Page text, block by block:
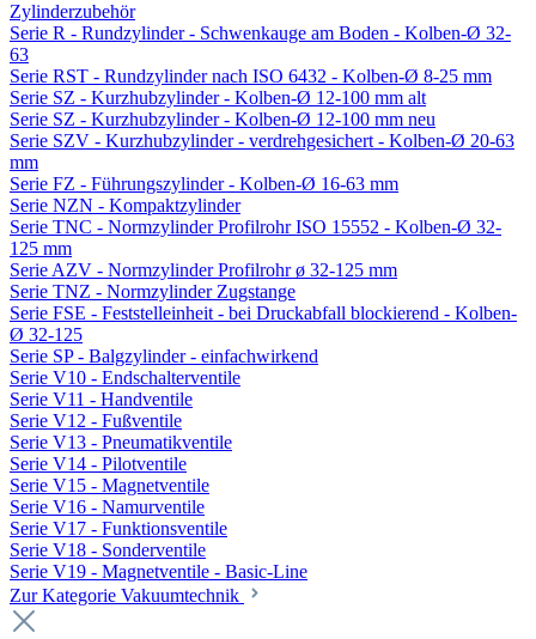
Zylinderzubehör
Serie R - Rundzylinder - Schwenkauge am Boden - Kolben-Ø 32-
63
Serie RST - Rundzylinder nach ISO 6432 - Kolben-Ø 8-25 mm
Serie SZ - Kurzhubzylinder - Kolben-Ø 12-100 mm alt
Serie SZ - Kurzhubzylinder - Kolben-Ø 12-100 mm neu
Serie SZV - Kurzhubzylinder - verdrehgesichert - Kolben-Ø 20-63
mm
Serie FZ - Führungszylinder - Kolben-Ø 16-63 mm
Serie NZN - Kompaktzylinder
Serie TNC - Normzylinder Profilrohr ISO 15552 - Kolben-Ø 32-
125 mm
Serie AZV - Normzylinder Profilrohr ø 32-125 mm
Serie TNZ - Normzylinder Zugstange
Serie FSE - Feststelleinheit - bei Druckabfall blockierend - Kolben-
Ø 32-125
Serie SP - Balgzylinder - einfachwirkend
Serie V10 - Endschalterventile
Serie V11 - Handventile
Serie V12 - Fußventile
Serie V13 - Pneumatikventile
Serie V14 - Pilotventile
Serie V15 - Magnetventile
Serie V16 - Namurventile
Serie V17 - Funktionsventile
Serie V18 - Sonderventile
Serie V19 - Magnetventile - Basic-Line
Zur Kategorie Vakuumtechnik